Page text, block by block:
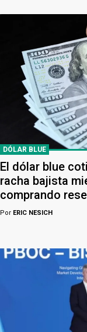
DÓLAR BLUE
El dólar blue
racha bajista
comprando
Por ERIC NESICH